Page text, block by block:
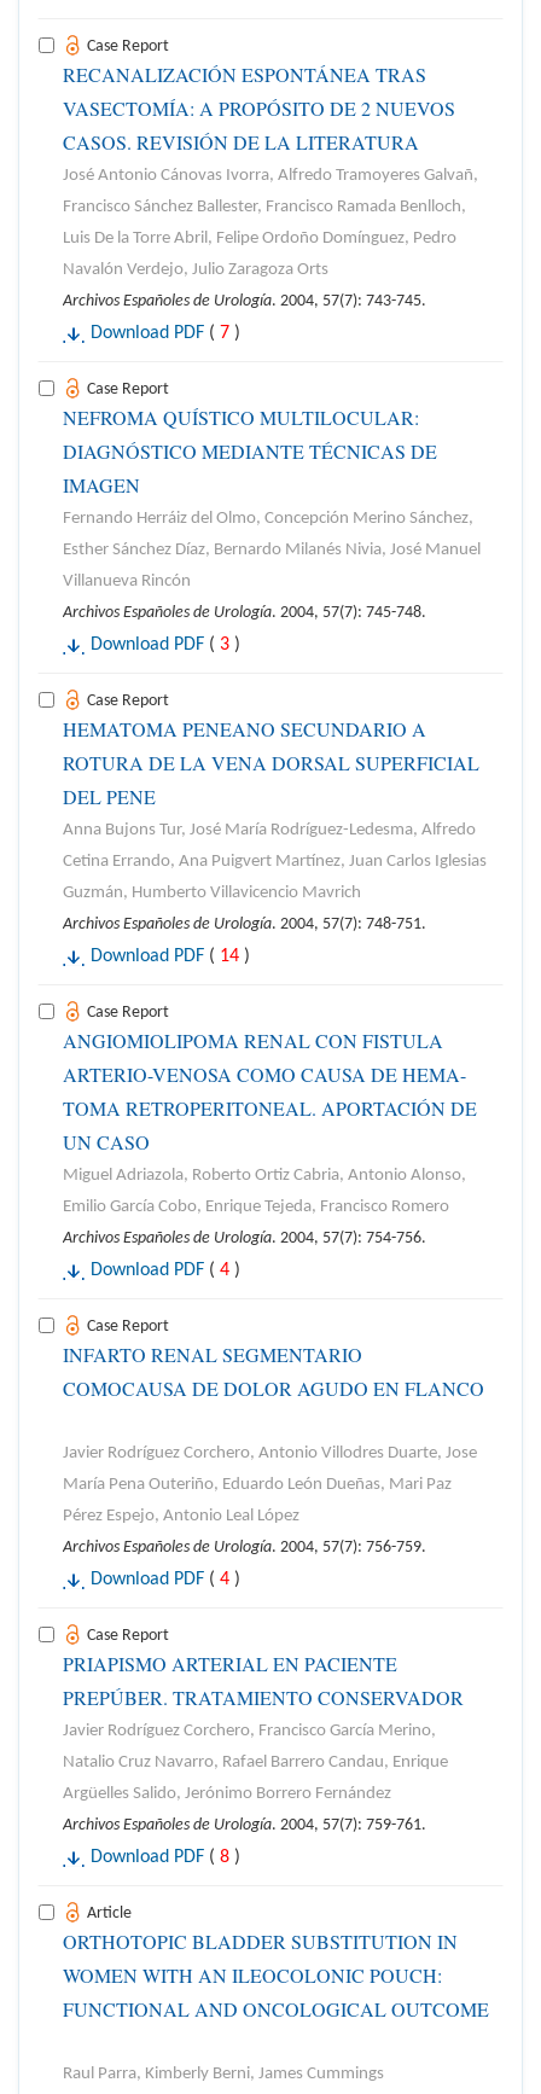
Case Report
RECANALIZACIÓN ESPONTÁNEA TRAS
VASECTOMÍA: A PROPÓSITO DE 2 NUEVOS
CASOS. REVISIÓN DE LA LITERATURA
José Antonio Cánovas Ivorra, Alfredo Tramoyeres Galvañ,
Francisco Sánchez Ballester, Francisco Ramada Benlloch,
Luis De la Torre Abril, Felipe Ordoño Domínguez, Pedro
Navalón Verdejo, Julio Zaragoza Orts
Archivos Españoles de Urología. 2004, 57(7): 743-745.
Download PDF ( 7 )
Case Report
NEFROMA QUÍSTICO MULTILOCULAR:
DIAGNÓSTICO MEDIANTE TÉCNICAS DE
IMAGEN
Fernando Herráiz del Olmo, Concepción Merino Sánchez,
Esther Sánchez Díaz, Bernardo Milanés Nivia, José Manuel
Villanueva Rincón
Archivos Españoles de Urología. 2004, 57(7): 745-748.
Download PDF ( 3 )
Case Report
HEMATOMA PENEANO SECUNDARIO A
ROTURA DE LA VENA DORSAL SUPERFICIAL
DEL PENE
Anna Bujons Tur, José María Rodríguez-Ledesma, Alfredo
Cetina Errando, Ana Puigvert Martínez, Juan Carlos Iglesias
Guzmán, Humberto Villavicencio Mavrich
Archivos Españoles de Urología. 2004, 57(7): 748-751.
Download PDF ( 14 )
Case Report
ANGIOMIOLIPOMA RENAL CON FISTULA
ARTERIO-VENOSA COMO CAUSA DE HEMA-
TOMA RETROPERITONEAL. APORTACIÓN DE
UN CASO
Miguel Adriazola, Roberto Ortiz Cabria, Antonio Alonso,
Emilio García Cobo, Enrique Tejeda, Francisco Romero
Archivos Españoles de Urología. 2004, 57(7): 754-756.
Download PDF ( 4 )
Case Report
INFARTO RENAL SEGMENTARIO
COMOCAUSA DE DOLOR AGUDO EN FLANCO
Javier Rodríguez Corchero, Antonio Villodres Duarte, Jose
María Pena Outeriño, Eduardo León Dueñas, Mari Paz
Pérez Espejo, Antonio Leal López
Archivos Españoles de Urología. 2004, 57(7): 756-759.
Download PDF ( 4 )
Case Report
PRIAPISMO ARTERIAL EN PACIENTE
PREPÚBER. TRATAMIENTO CONSERVADOR
Javier Rodríguez Corchero, Francisco García Merino,
Natalio Cruz Navarro, Rafael Barrero Candau, Enrique
Argüelles Salido, Jerónimo Borrero Fernández
Archivos Españoles de Urología. 2004, 57(7): 759-761.
Download PDF ( 8 )
Article
ORTHOTOPIC BLADDER SUBSTITUTION IN
WOMEN WITH AN ILEOCOLONIC POUCH:
FUNCTIONAL AND ONCOLOGICAL OUTCOME
Raul Parra, Kimberly Berni, James Cummings